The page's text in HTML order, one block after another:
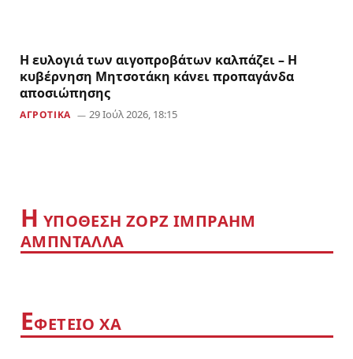
Η ευλογιά των αιγοπροβάτων καλπάζει – Η
κυβέρνηση Μητσοτάκη κάνει προπαγάνδα
αποσιώπησης
ΑΓΡΟΤΙΚΑ 29 Ιούλ 2026, 18:15
Η YΠΟΘΕΣΗ ΖΟΡΖ ΙΜΠΡΑΗΜ
ΑΜΠΝΤΑΛΛΑ
ΕΦΕΤΕΙΟ ΧΑ